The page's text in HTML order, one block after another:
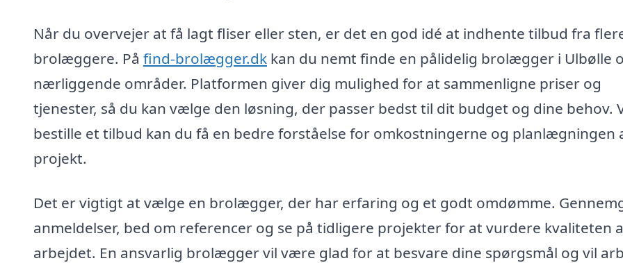
Når du overvejer at få lagt fliser eller sten, er det en god idé at indhente tilbud fra
brolæggere. På find-brolægger.dk kan du nemt finde en pålidelig brolægger i Ulbølle
nærliggende områder. Platformen giver dig mulighed for at sammenligne priser og
tjenester, så du kan vælge den løsning, der passer bedst til dit budget og dine behov.
bestille et tilbud kan du få en bedre forståelse for omkostningerne og planlægningen
projekt.
Det er vigtigt at vælge en brolægger, der har erfaring og et godt omdømme.
anmeldelser, bed om referencer og se på tidligere projekter for at vurdere kvaliteten
arbejdet. En ansvarlig brolægger vil være glad for at besvare dine spørgsmål og vil